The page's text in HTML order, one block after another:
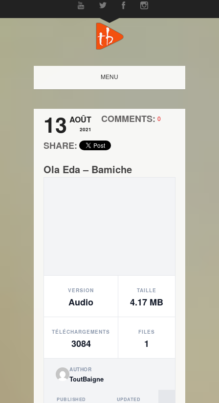
MENU
13 AOÛT
2021
COMMENTS: 0
SHARE:
Ola Eda – Bamiche
VERSION
Audio
TAILLE
4.17 MB
TÉLÉCHARGEMENTS
3084
FILES
1
AUTHOR
ToutBaigne
PUBLISHED UPDATED